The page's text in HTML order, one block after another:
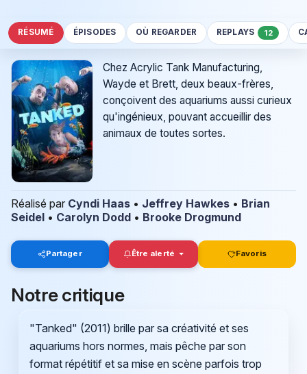
RÉSUMÉ ÉPISODES OÙ REGARDER REPLAYS 12
Chez Acrylic Tank Manufacturing,
Wayde et Brett, deux beaux-frères,
conçoivent des aquariums aussi curieux
qu'ingénieux, pouvant accueillir des
animaux de toutes sortes.
Réalisé par Cyndi Haas • Jeffrey Hawkes • Brian
Seidel • Carolyn Dodd • Brooke Drogmund
Partager Être alerté Favoris
Notre critique
"Tanked" (2011) brille par sa créativité et ses
aquariums hors normes, mais pêche par son
format répétitif et sa mise en scène parfois trop